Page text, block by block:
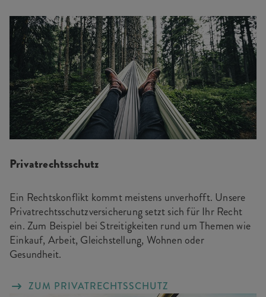
Privatrechtsschutz
Ein Rechtskonflikt kommt meistens unverhofft. Unsere
Privatrechtsschutzversicherung setzt sich für Ihr Recht
ein. Zum Beispiel bei Streitigkeiten rund um Themen wie
Einkauf, Arbeit, Gleichstellung, Wohnen oder
Gesundheit.
ZUM PRIVATRECHTSSCHUTZ